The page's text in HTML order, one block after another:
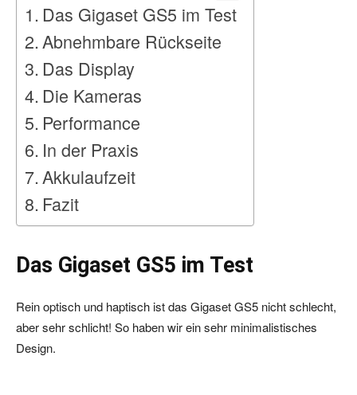
Das Gigaset GS5 im Test
Abnehmbare Rückseite
Das Display
Die Kameras
Performance
In der Praxis
Akkulaufzeit
Fazit
Das Gigaset GS5 im Test
Rein optisch und haptisch ist das Gigaset GS5 nicht schlecht,
aber sehr schlicht! So haben wir ein sehr minimalistisches
Design.